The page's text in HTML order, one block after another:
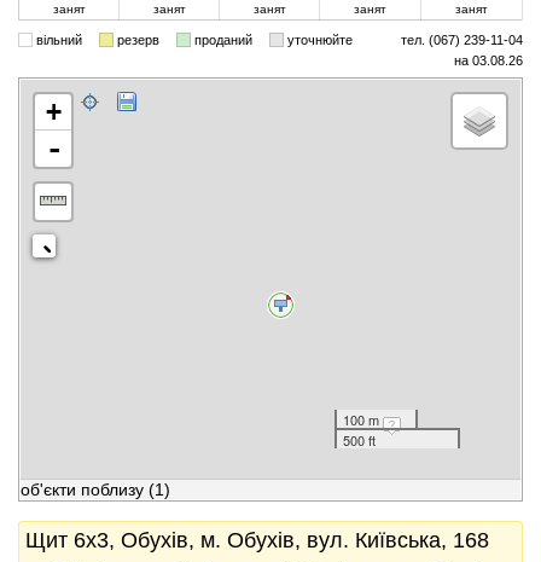
занят
занят занят занят занят
вільний резерв проданий уточнюйте
тел. (067) 239-11-04
на 03.08.26
+
-
100 m
500 ft
об'єкти поблизу (1)
Щит 6x3, Обухів, м. Обухів, вул. Київська, 168